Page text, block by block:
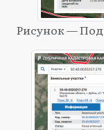
Рисунок —